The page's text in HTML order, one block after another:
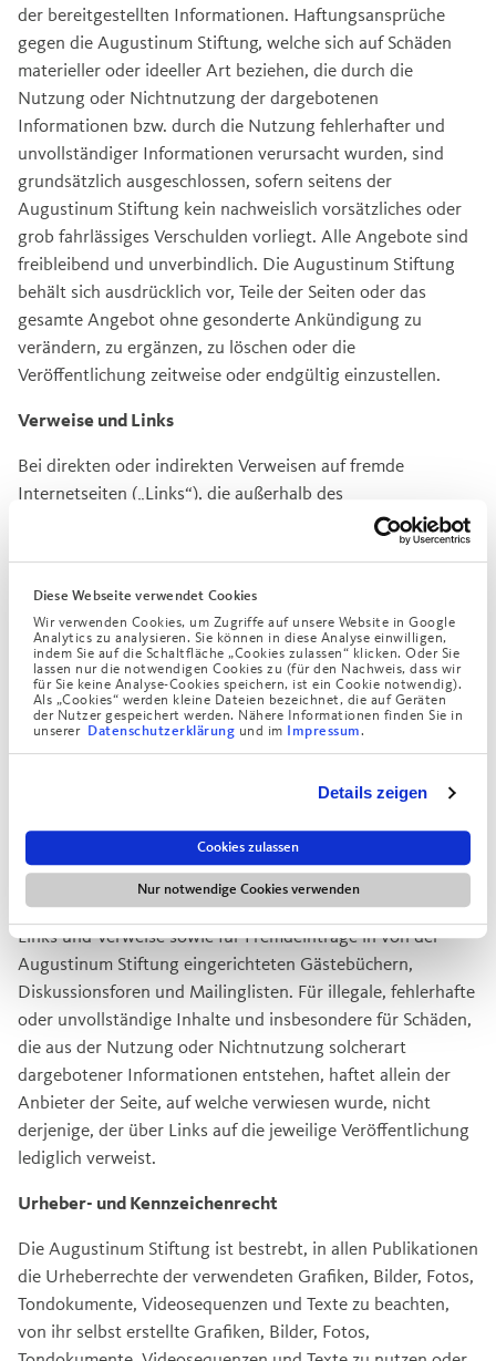
Diese Webseite verwendet Cookies
Wir verwenden Cookies, um Zugriffe auf unsere Website in Google
Analytics zu analysieren. Sie können in diese Analyse einwilligen,
indem Sie auf die Schaltfläche „Cookies zulassen“ klicken. Oder Sie
lassen nur die notwendigen Cookies zu (für den Nachweis, dass wir
für Sie keine Analyse-Cookies speichern, ist ein Cookie notwendig).
Als „Cookies“ werden kleine Dateien bezeichnet, die auf Geräten
der Nutzer gespeichert werden. Nähere Informationen finden Sie in
unserer Datenschutzerklärung und im Impressum.
Details zeigen
Cookies zulassen
Nur notwendige Cookies verwenden
der bereitgestellten Informationen. Haftungsansprüche
gegen die Augustinum Stiftung, welche sich auf Schäden
materieller oder ideeller Art beziehen, die durch die
Nutzung oder Nichtnutzung der dargebotenen
Informationen bzw. durch die Nutzung fehlerhafter und
unvollständiger Informationen verursacht wurden, sind
grundsätzlich ausgeschlossen, sofern seitens der
Augustinum Stiftung kein nachweislich vorsätzliches oder
grob fahrlässiges Verschulden vorliegt. Alle Angebote sind
freibleibend und unverbindlich. Die Augustinum Stiftung
behält sich ausdrücklich vor, Teile der Seiten oder das
gesamte Angebot ohne gesonderte Ankündigung zu
verändern, zu ergänzen, zu löschen oder die
Veröffentlichung zeitweise oder endgültig einzustellen.
Verweise und Links
Bei direkten oder indirekten Verweisen auf fremde
Internetseiten („Links“), die außerhalb des
Verantwortungsbereiches der Augustinum Stiftung liegen,
würde eine Haftungsverpflichtung ausschließlich in dem
Inhalten Kenntnis hat und es ihr technisch möglich und
zumutbar wäre, die Nutzung im Falle rechtswidriger Inhalte
zu verhindern. Die Augustinum Stiftung erklärt daher
ausdrücklich, dass zum Zeitpunkt der Linksetzung die
entsprechenden verlinkten Seiten frei von illegalen Inhalten
waren. Die Augustinum Stiftung hat keinerlei Einfluss auf
der gelinkten / verknüpften Seiten. Deshalb distanziert sich
Inhalten aller gelinkten / verknüpften Seiten, die nach der
Linksetzung verändert wurden. Diese Feststellung gilt für
alle innerhalb des eigenen Internetangebotes gesetzten
Links und Verweise sowie für Fremdeinträge in von der
Augustinum Stiftung eingerichteten Gästebüchern,
Diskussionsforen und Mailinglisten. Für illegale, fehlerhafte
oder unvollständige Inhalte und insbesondere für Schäden,
die aus der Nutzung oder Nichtnutzung solcherart
dargebotener Informationen entstehen, haftet allein der
Anbieter der Seite, auf welche verwiesen wurde, nicht
derjenige, der über Links auf die jeweilige Veröffentlichung
lediglich verweist.
Urheber- und Kennzeichenrecht
Die Augustinum Stiftung ist bestrebt, in allen Publikationen
die Urheberrechte der verwendeten Grafiken, Bilder, Fotos,
Tondokumente, Videosequenzen und Texte zu beachten,
von ihr selbst erstellte Grafiken, Bilder, Fotos,